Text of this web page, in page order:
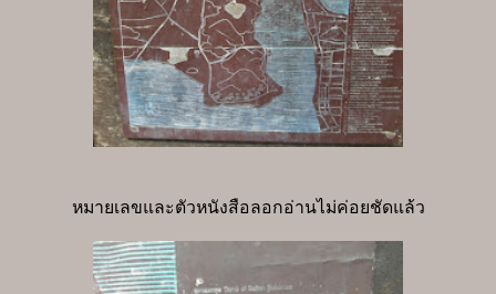
หมายเลขและตัวหนังสือลอกอ่านไม่ค่อยชัดแล้ว